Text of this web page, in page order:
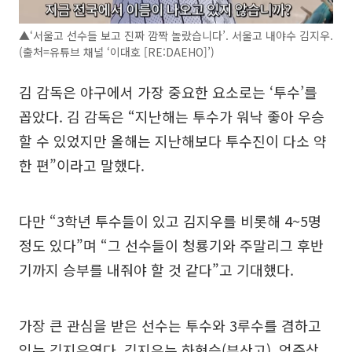
▲‘서울고 선수들 보고 진짜 깜짝 놀랐습니다’. 서울고 내야수 김지우.
(출처=유튜브 채널 ‘이대호 [RE:DAEHO]’)
김 감독은 야구에서 가장 중요한 요소로는 ‘투수’를
꼽았다. 김 감독은 “지난해는 투수가 워낙 좋아 우승
할 수 있었지만 올해는 지난해보다 투수진이 다소 약
한 편”이라고 말했다.
다만 “3학년 투수들이 있고 김지우를 비롯해 4~5명
정도 있다”며 “그 선수들이 청룡기와 주말리그 후반
기까지 승부를 내줘야 할 것 같다”고 기대했다.
가장 큰 관심을 받은 선수는 투수와 3루수를 겸하고